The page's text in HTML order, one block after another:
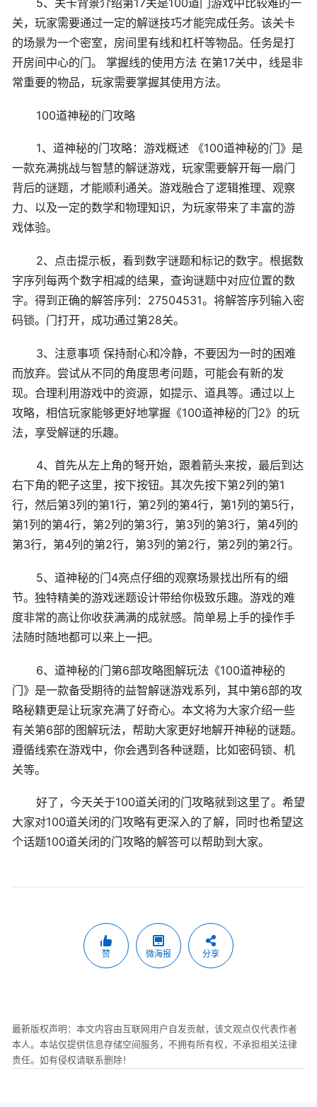
关，玩家需要通过一定的解谜技巧才能完成任务。该关卡
的场景为一个密室，房间里有线和杠杆等物品。任务是打
开房间中心的门。 掌握线的使用方法 在第17关中，线是非
常重要的物品，玩家需要掌握其使用方法。
100道神秘的门攻略
1、道神秘的门攻略：游戏概述 《100道神秘的门》是
一款充满挑战与智慧的解谜游戏，玩家需要解开每一扇门
背后的谜题，才能顺利通关。游戏融合了逻辑推理、观察
力、以及一定的数学和物理知识，为玩家带来了丰富的游
戏体验。
2、点击提示板，看到数字谜题和标记的数字。根据数
字序列每两个数字相减的结果，查询谜题中对应位置的数
字。得到正确的解答序列：27504531。将解答序列输入密
码锁。门打开，成功通过第28关。
3、注意事项 保持耐心和冷静，不要因为一时的困难
而放弃。尝试从不同的角度思考问题，可能会有新的发
现。合理利用游戏中的资源，如提示、道具等。通过以上
攻略，相信玩家能够更好地掌握《100道神秘的门2》的玩
法，享受解谜的乐趣。
4、首先从左上角的弩开始，跟着箭头来按，最后到达
右下角的靶子这里，按下按钮。其次先按下第2列的第1
行，然后第3列的第1行，第2列的第4行，第1列的第5行，
第1列的第4行，第2列的第3行，第3列的第3行，第4列的
第3行，第4列的第2行，第3列的第2行，第2列的第2行。
5、道神秘的门4亮点仔细的观察场景找出所有的细
节。独特精美的游戏迷题设计带给你极致乐趣。游戏的难
度非常的高让你收获满满的成就感。简单易上手的操作手
法随时随地都可以来上一把。
6、道神秘的门第6部攻略图解玩法《100道神秘的
门》是一款备受期待的益智解谜游戏系列，其中第6部的攻
略秘籍更是让玩家充满了好奇心。本文将为大家介绍一些
有关第6部的图解玩法，帮助大家更好地解开神秘的谜题。
遵循线索在游戏中，你会遇到各种谜题，比如密码锁、机
关等。
好了，今天关于100道关闭的门攻略就到这里了。希望
大家对100道关闭的门攻略有更深入的了解，同时也希望这
个话题100道关闭的门攻略的解答可以帮助到大家。
赞 微海报 分享
最新版权声明：本文内容由互联网用户自发贡献，该文观点仅代表作者
本人。本站仅提供信息存储空间服务，不拥有所有权，不承担相关法律
责任。如有侵权请联系删除！